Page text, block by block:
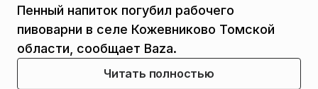
Пенный напиток погубил рабочего
пивоварни в селе Кожевниково Томской
области, сообщает Baza.
Читать полностью